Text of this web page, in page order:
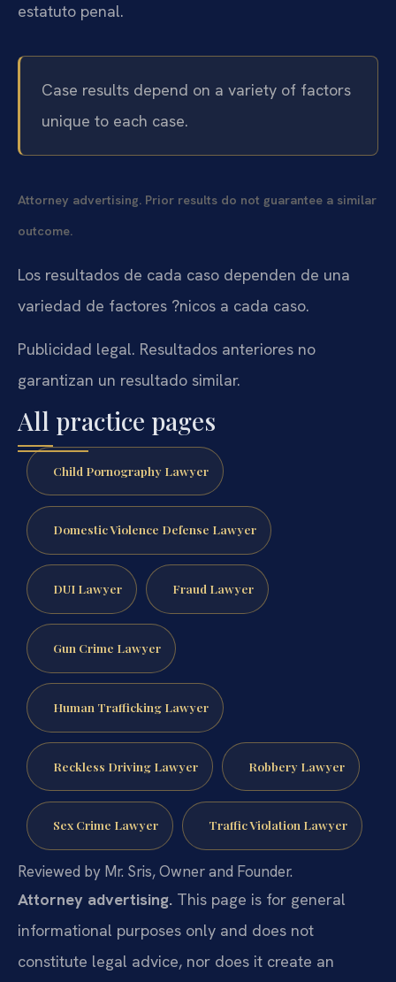
estatuto penal.
Case results depend on a variety of factors
unique to each case.
Attorney advertising. Prior results do not guarantee a similar
outcome.
Los resultados de cada caso dependen de una
variedad de factores ?nicos a cada caso.
Publicidad legal. Resultados anteriores no
garantizan un resultado similar.
All practice pages
Child Pornography Lawyer
Domestic Violence Defense Lawyer
DUI Lawyer Fraud Lawyer
Gun Crime Lawyer
Human Trafficking Lawyer
Reckless Driving Lawyer Robbery Lawyer
Sex Crime Lawyer Traffic Violation Lawyer
Reviewed by Mr. Sris, Owner and Founder.
Attorney advertising. This page is for general
informational purposes only and does not
constitute legal advice, nor does it create an